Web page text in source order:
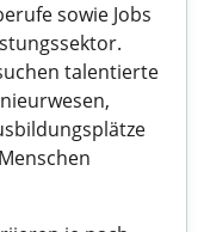
sowie Jobs
talentierte